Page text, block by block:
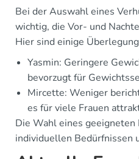
Bei der Auswahl eines
wichtig, die Vor- und
Hier sind einige
Yasmin: Geringere
bevorzugt für
Mircette: Weniger
es für viele Frauen
Die Wahl eines
individuellen Bedürfnissen